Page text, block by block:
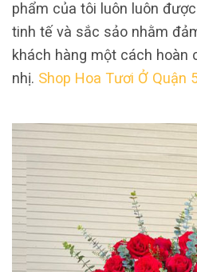
phẩm của tôi luôn luôn
tinh tế và sắc sảo nhằm
khách hàng một cách hoàn
nhị. Shop Hoa Tươi Ở Quận